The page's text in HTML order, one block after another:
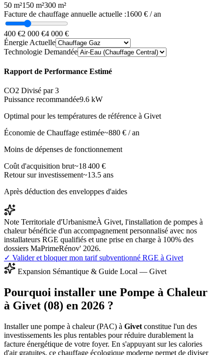
50 m²150 m²300 m²
Facture de chauffage annuelle actuelle :1600 € / an
400 €2 000 €4 000 €
Énergie Actuelle
Technologie Demandée
Rapport de Performance Estimé
CO2 Divisé par 3
Puissance recommandée9.6 kW
Optimal pour les températures de référence à Givet
Économie de Chauffage estimée~880 € / an
Moins de dépenses de fonctionnement
Coût d'acquisition brut~18 400 €
Retour sur investissement~13.5 ans
Après déduction des enveloppes d'aides
Note Territoriale d'UrbanismeÀ Givet, l'installation de pompes à
chaleur bénéficie d'un accompagnement personnalisé avec nos
installateurs RGE qualifiés et une prise en charge à 100% des
dossiers MaPrimeRénov' 2026.
✓ Valider et bloquer mon tarif subventionné RGE à Givet
Expansion Sémantique & Guide Local — Givet
Pourquoi installer une Pompe à Chaleur
à Givet (08) en 2026 ?
Installer une pompe à chaleur (PAC) à Givet constitue l'un des
investissements les plus rentables pour réduire durablement la
facture énergétique de votre foyer. En s'appuyant sur les calories
d'air gratuites, ce chauffage écologique moderne permet de diviser